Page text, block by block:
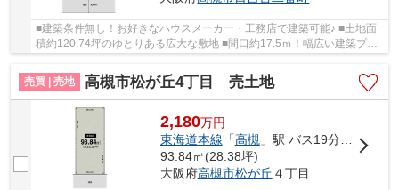
■建築条件無し！お好きなハウスメーカー・工務店で建築可能♪ ■土地面
積約120.74坪のゆとりある広大な敷地 ■間口約17.5ｍ！幅広い建築プラ
売買 | 売地
高槻市松が丘4丁目 売土地
2,180万円
東海道本線 「高槻 」駅 バス19分 「松が丘（大阪府）」 停歩3分
93.84㎡(28.38坪)
大阪府高槻市松が丘 ４丁目